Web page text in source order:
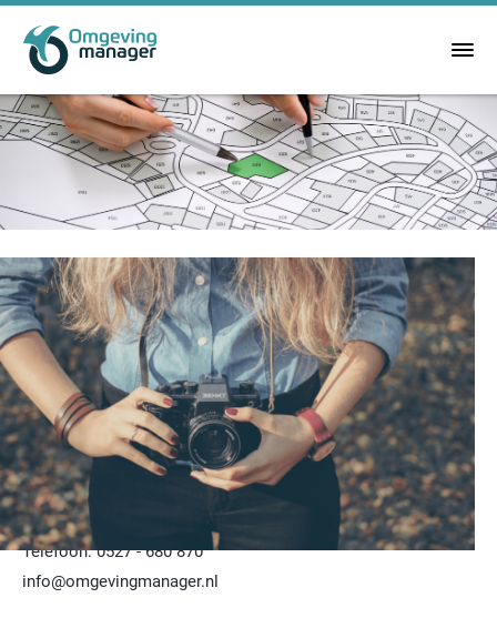
Contact:
Het Spijk 18E
8321 WT Urk
Telefoon: 0527 - 680 870
info@omgevingmanager.nl